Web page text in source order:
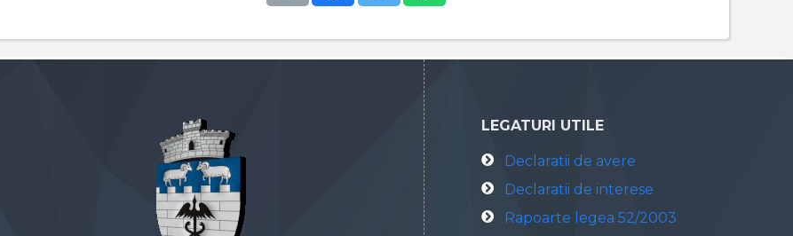
LEGATURI UTILE
Declaratii de avere
Declaratii de interese
Rapoarte legea 52/2003